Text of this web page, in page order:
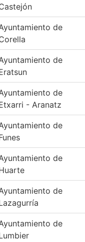
de
de
de
- Aranatz
de
de
de
de